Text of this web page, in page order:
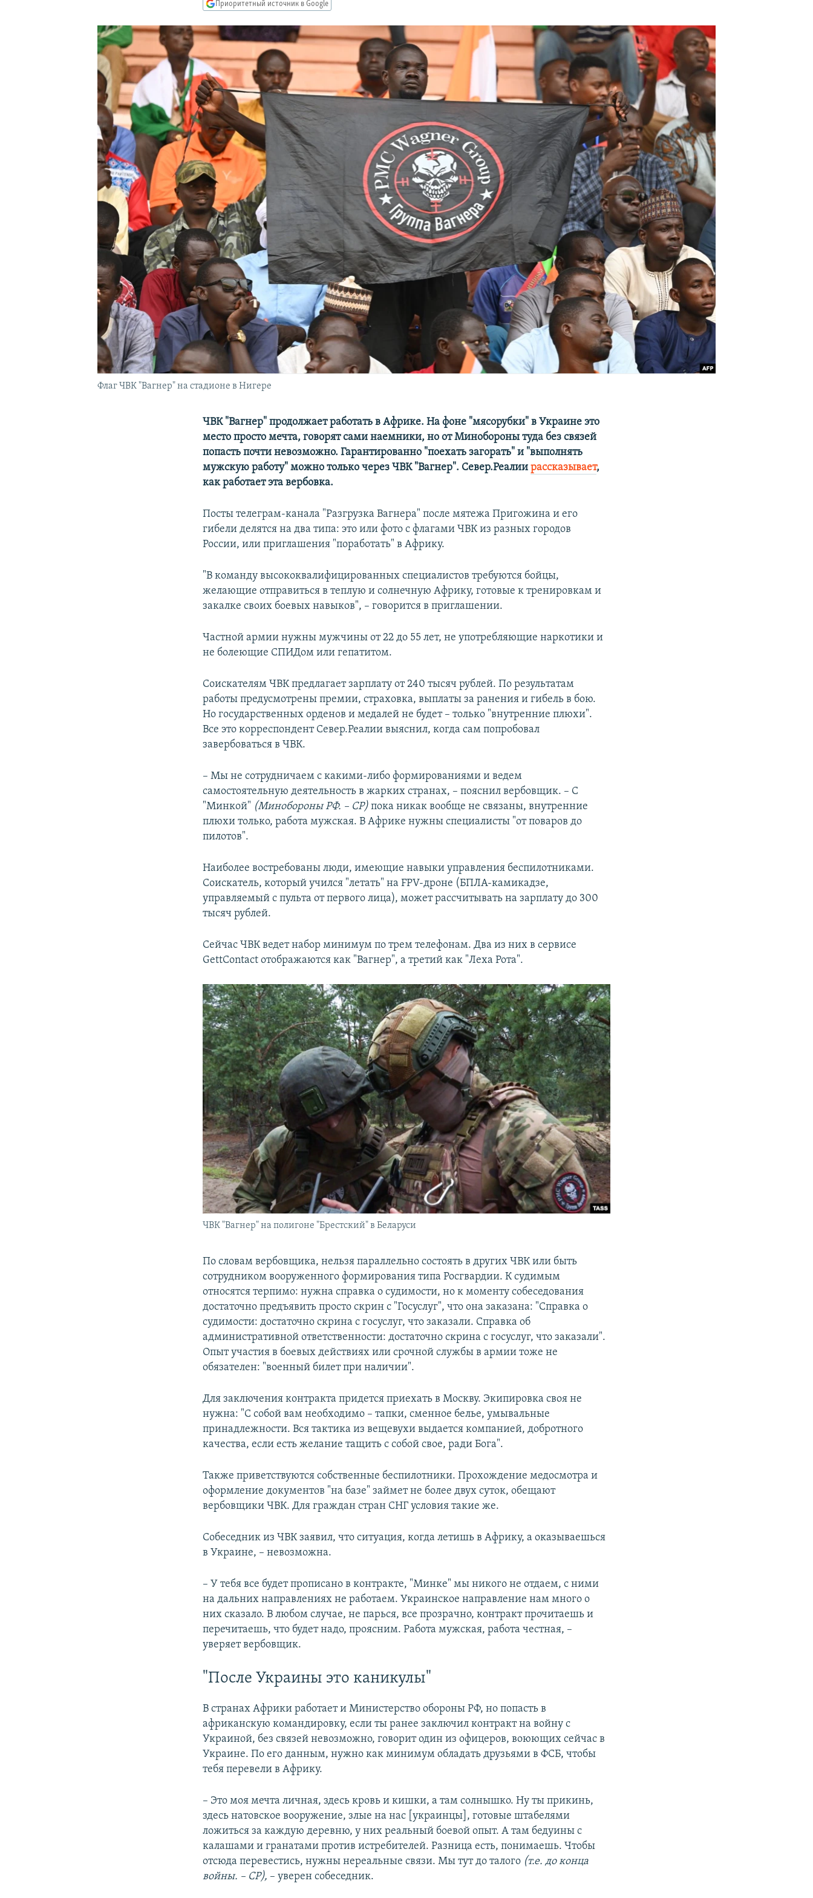
ПОДПИШИТЕСЬ НА РАССЫЛКУ
Приоритетный источник в Google
Флаг ЧВК "Вагнер" на стадионе в Нигере
ЧВК "Вагнер" продолжает работать в Африке. На фоне "мясорубки" в Украине это
место просто мечта, говорят сами наемники, но от Минобороны туда без связей
попасть почти невозможно. Гарантированно "поехать загорать" и "выполнять
мужскую работу" можно только через ЧВК "Вагнер". Север.Реалиирассказывает,
как работает эта вербовка.
Посты телеграм-канала "Разгрузка Вагнера" после мятежа Пригожина и его
гибели делятся на два типа: это или фото с флагами ЧВК из разных городов
России, или приглашения "поработать" в Африку.
"В команду высококвалифицированных специалистов требуются бойцы,
желающие отправиться в теплую и солнечную Африку, готовые к тренировкам и
закалке своих боевых навыков", – говорится в приглашении.
Частной армии нужны мужчины от 22 до 55 лет, не употребляющие наркотики и
не болеющие СПИДом или гепатитом.
Соискателям ЧВК предлагает зарплату от 240 тысяч рублей. По результатам
работы предусмотрены премии, страховка, выплаты за ранения и гибель в бою.
Но государственных орденов и медалей не будет – только "внутренние плюхи".
Все это корреспондент Север.Реалии выяснил, когда сам попробовал
завербоваться в ЧВК.
– Мы не сотрудничаем с какими-либо формированиями и ведем
самостоятельную деятельность в жарких странах, – пояснил вербовщик. – С
"Минкой" (Минобороны РФ. – СР) пока никак вообще не связаны, внутренние
плюхи только, работа мужская. В Африке нужны специалисты "от поваров до
пилотов".
Наиболее востребованы люди, имеющие навыки управления беспилотниками.
Соискатель, который учился "летать" на FPV-дроне (БПЛА-камикадзе,
управляемый с пульта от первого лица), может рассчитывать на зарплату до 300
тысяч рублей.
Сейчас ЧВК ведет набор минимум по трем телефонам. Два из них в сервисе
GettContact отображаются как "Вагнер", а третий как "Леха Рота".
ЧВК "Вагнер" на полигоне "Брестский" в Беларуси
По словам вербовщика, нельзя параллельно состоять в других ЧВК или быть
сотрудником вооруженного формирования типа Росгвардии. К судимым
относятся терпимо: нужна справка о судимости, но к моменту собеседования
достаточно предъявить просто скрин с "Госуслуг", что она заказана: "Справка о
судимости: достаточно скрина с госуслуг, что заказали. Справка об
административной ответственности: достаточно скрина с госуслуг, что заказали".
Опыт участия в боевых действиях или срочной службы в армии тоже не
обязателен: "военный билет при наличии".
Для заключения контракта придется приехать в Москву. Экипировка своя не
нужна: "С собой вам необходимо – тапки, сменное белье, умывальные
принадлежности. Вся тактика из вещевухи выдается компанией, добротного
качества, если есть желание тащить с собой свое, ради Бога".
Также приветствуются собственные беспилотники. Прохождение медосмотра и
оформление документов "на базе" займет не более двух суток, обещают
вербовщики ЧВК. Для граждан стран СНГ условия такие же.
Собеседник из ЧВК заявил, что ситуация, когда летишь в Африку, а оказываешься
в Украине, – невозможна.
– У тебя все будет прописано в контракте, "Минке" мы никого не отдаем, с ними
на дальних направлениях не работаем. Украинское направление нам много о
них сказало. В любом случае, не парься, все прозрачно, контракт прочитаешь и
перечитаешь, что будет надо, проясним. Работа мужская, работа честная, –
уверяет вербовщик.
"После Украины это каникулы"
В странах Африки работает и Министерство обороны РФ, но попасть в
африканскую командировку, если ты ранее заключил контракт на войну с
Украиной, без связей невозможно, говорит один из офицеров, воюющих сейчас в
Украине. По его данным, нужно как минимум обладать друзьями в ФСБ, чтобы
тебя перевели в Африку.
– Это моя мечта личная, здесь кровь и кишки, а там солнышко. Ну ты прикинь,
здесь натовское вооружение, злые на нас [украинцы], готовые штабелями
ложиться за каждую деревню, у них реальный боевой опыт. А там бедуины с
калашами и гранатами против истребителей. Разница есть, понимаешь. Чтобы
отсюда перевестись, нужны нереальные связи. Мы тут до талого (т.е. до конца
войны. – СР), – уверен собеседник.